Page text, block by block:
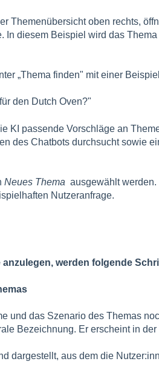
Themenübersicht oben rechts,
In diesem Beispiel wird das
„Thema finden" mit einer
den Dutch Oven?"
KI passende Vorschläge an
des Chatbots durchsucht sowie
Neues Thema ausgewählt
Nutzeranfrage.
anzulegen, werden folgende
und das Szenario des Themas
Bezeichnung. Er erscheint in
dargestellt, aus dem die